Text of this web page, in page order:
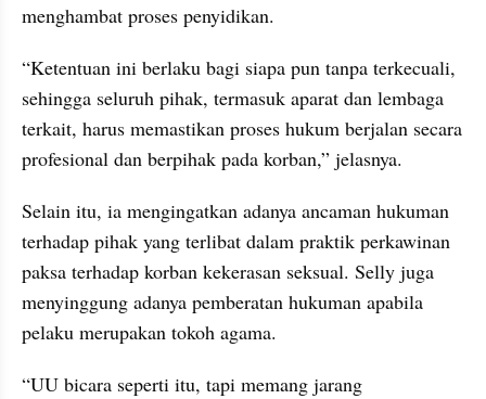
menghambat proses penyidikan.
“Ketentuan ini berlaku bagi siapa pun tanpa terkecuali,
sehingga seluruh pihak, termasuk aparat dan lembaga
terkait, harus memastikan proses hukum berjalan secara
profesional dan berpihak pada korban,” jelasnya.
Selain itu, ia mengingatkan adanya ancaman hukuman
terhadap pihak yang terlibat dalam praktik perkawinan
paksa terhadap korban kekerasan seksual. Selly juga
menyinggung adanya pemberatan hukuman apabila
pelaku merupakan tokoh agama.
“UU bicara seperti itu, tapi memang jarang